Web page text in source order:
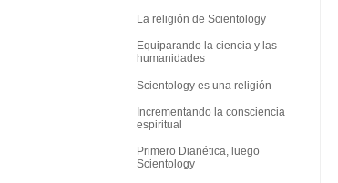
La religión de Scientology
Equiparando la ciencia y las
humanidades
Scientology es una religión
Incrementando la consciencia
espiritual
Primero Dianética, luego
Scientology